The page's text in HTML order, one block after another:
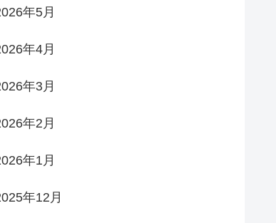
年5月
年4月
年3月
年2月
年1月
年12月